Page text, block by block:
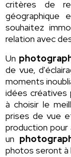
critères de
souhaitez
relation avec
Un
de vue,
moments
idées créatives
à choisir le
prises de vue
production
un
photos seront